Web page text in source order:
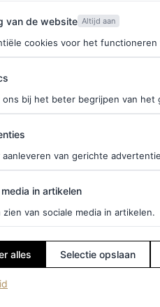
de website
van de website Altijd aan
cookies voor het
ons bij het beter begrijpen van het
aanleveren van gerichte
in artikelen
in artikelen
zien van sociale media in artikelen.
alles Selectie opslaan